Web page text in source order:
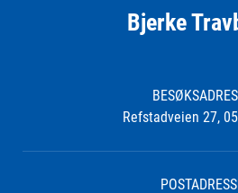
Bjerke
Refstadveien 27,